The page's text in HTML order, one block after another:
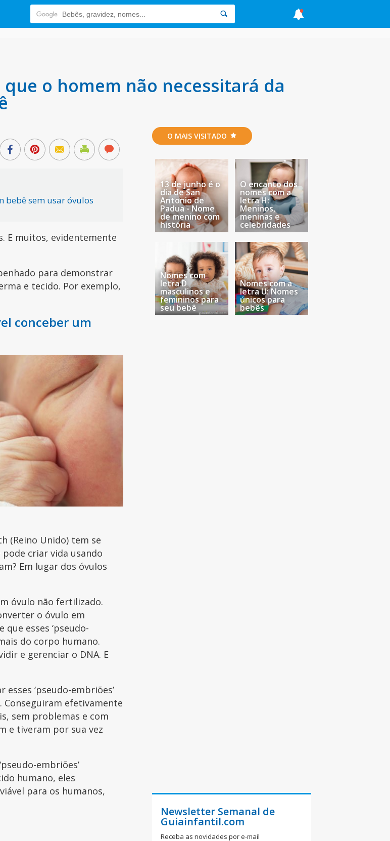
o homem não necessitará da
bebê sem usar óvulos
E muitos, evidentemente
para demonstrar
e tecido. Por exemplo,
conceber um
(Reino Unido) tem se
criar vida usando
Em lugar dos óvulos
óvulo não fertilizado.
o óvulo em
que esses ‘pseudo-
do corpo humano.
e gerenciar o DNA. E
‘pseudo-embriões’
Conseguiram efetivamente
sem problemas e com
e tiveram por sua vez
embriões’
humano, eles
para os humanos,
O MAIS VISITADO
13 de junho é o
dia de San
Antonio de
Padua - Nome
de menino com
história
O encanto dos
nomes com a
letra H:
Meninos,
meninas e
celebridades
Nomes com
letra D
masculinos e
femininos para
seu bebê
Nomes com a
letra U: Nomes
únicos para
bebês
Newsletter Semanal de
Guiainfantil.com
Receba as novidades por e-mail